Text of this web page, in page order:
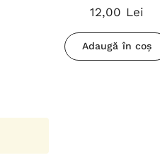
12,00 Lei
Adaugă în coș